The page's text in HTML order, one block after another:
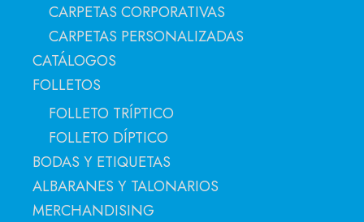
CARPETAS CORPORATIVAS
CARPETAS PERSONALIZADAS
CATÁLOGOS
FOLLETOS
FOLLETO TRÍPTICO
FOLLETO DÍPTICO
BODAS Y ETIQUETAS
ALBARANES Y TALONARIOS
MERCHANDISING